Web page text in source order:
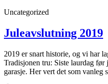
Uncategorized
Juleavslutning 2019
2019 er snart historie, og vi har
Tradisjonen tru: Siste laurdag
garasje. Her vert det som